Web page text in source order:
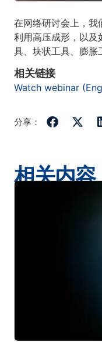
在网络研讨会上，我
利用高压成形，以及
具、块状工具、膨胀
相关链接
Watch webinar
分享：
相关内容